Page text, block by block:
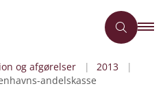
og afgørelser
2013
andelskasse